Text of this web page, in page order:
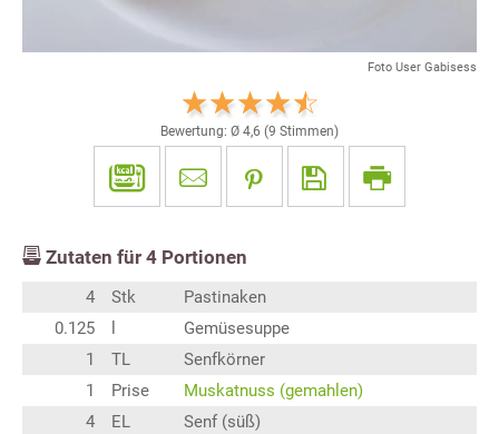
Foto User Gabisess
Bewertung: Ø 4,6 (9 Stimmen)
Zutaten für 4 Portionen
4 Stk
Pastinaken
0.125
Gemüsesuppe
1
TL
Senfkörner
1
Prise
Muskatnuss (gemahlen)
4
EL
Senf (süß)